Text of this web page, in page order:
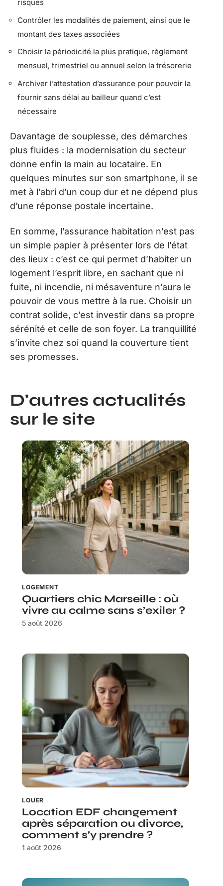
risques
Contrôler les modalités de paiement, ainsi que le
montant des taxes associées
Choisir la périodicité la plus pratique, règlement
mensuel, trimestriel ou annuel selon la trésorerie
Archiver l’attestation d’assurance pour pouvoir la
fournir sans délai au bailleur quand c’est
nécessaire
Davantage de souplesse, des démarches
plus fluides : la modernisation du secteur
donne enfin la main au locataire. En
quelques minutes sur son smartphone, il se
met à l’abri d’un coup dur et ne dépend plus
d’une réponse postale incertaine.
En somme, l’assurance habitation n’est pas
un simple papier à présenter lors de l’état
des lieux : c’est ce qui permet d’habiter un
logement l’esprit libre, en sachant que ni
fuite, ni incendie, ni mésaventure n’aura le
pouvoir de vous mettre à la rue. Choisir un
contrat solide, c’est investir dans sa propre
sérénité et celle de son foyer. La tranquillité
s’invite chez soi quand la couverture tient
ses promesses.
D'autres actualités
sur le site
LOGEMENT
Quartiers chic Marseille : où
vivre au calme sans s’exiler ?
5 août 2026
LOUER
Location EDF changement
après séparation ou divorce,
comment s’y prendre ?
1 août 2026